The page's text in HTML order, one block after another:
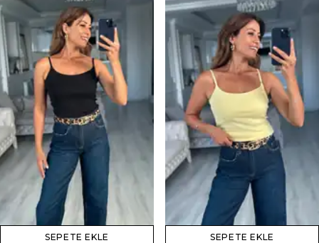
SEPETE EKLE SEPETE EKLE